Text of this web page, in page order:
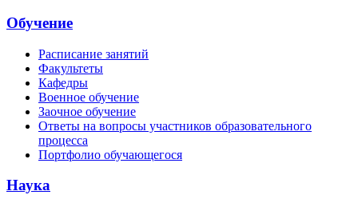
Обучение
Расписание занятий
Факультеты
Кафедры
Военное обучение
Заочное обучение
Ответы на вопросы участников образовательного
процесса
Портфолио обучающегося
Наука